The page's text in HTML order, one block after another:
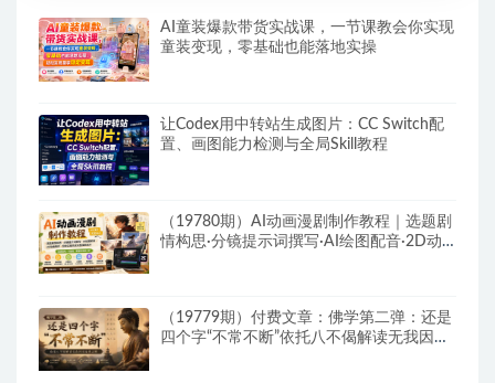
AI童装爆款带货实战课，一节课教会你实现
童装变现，零基础也能落地实操
让Codex用中转站生成图片：CC Switch配
置、画图能力检测与全局Skill教程
（19780期）AI动画漫剧制作教程｜选题剧
情构思·分镜提示词撰写·AI绘图配音·2D动
（19779期）付费文章：佛学第二弹：还是
四个字“不常不断”依托八不偈解读无我因果